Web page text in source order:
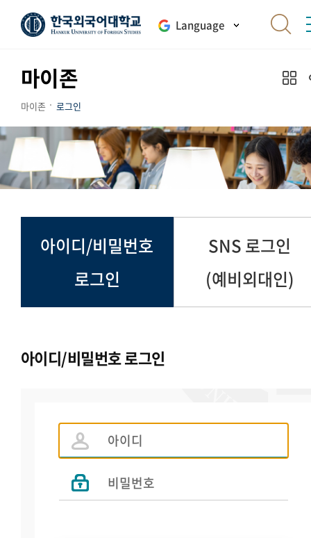
Language
마이존
마이존 로그인
아이디/비밀번호
로그인
SNS 로그인
(예비외대인)
아이디/비밀번호 로그인